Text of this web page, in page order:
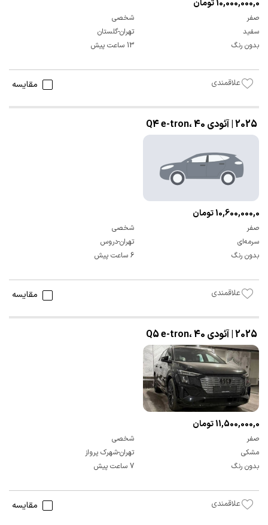
10,000,000,000 تومان
صفر
شخصی
سفید
تهران-گلستان
بدون رنگ
13 ساعت پیش
علاقمندی مقایسه
2025 | آئودی Q4 e-tron، 40
10,600,000,000 تومان
صفر
شخصی
سرمه‌ای
تهران-دروس
بدون رنگ
6 ساعت پیش
علاقمندی مقایسه
2025 | آئودی Q5 e-tron، 40
11,500,000,000 تومان
صفر
شخصی
مشکی
تهران-شهرک پرواز
بدون رنگ
7 ساعت پیش
علاقمندی مقایسه